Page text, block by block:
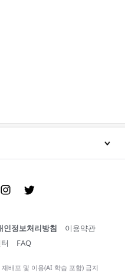
Instgram Twitter
인정보처리방침
이용약관
FAQ
배포 및 이용(AI 학습 포함) 금지